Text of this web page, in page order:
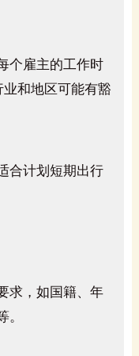
个雇主的工作时
和地区可能有豁
合计划短期出行
求，如国籍、年